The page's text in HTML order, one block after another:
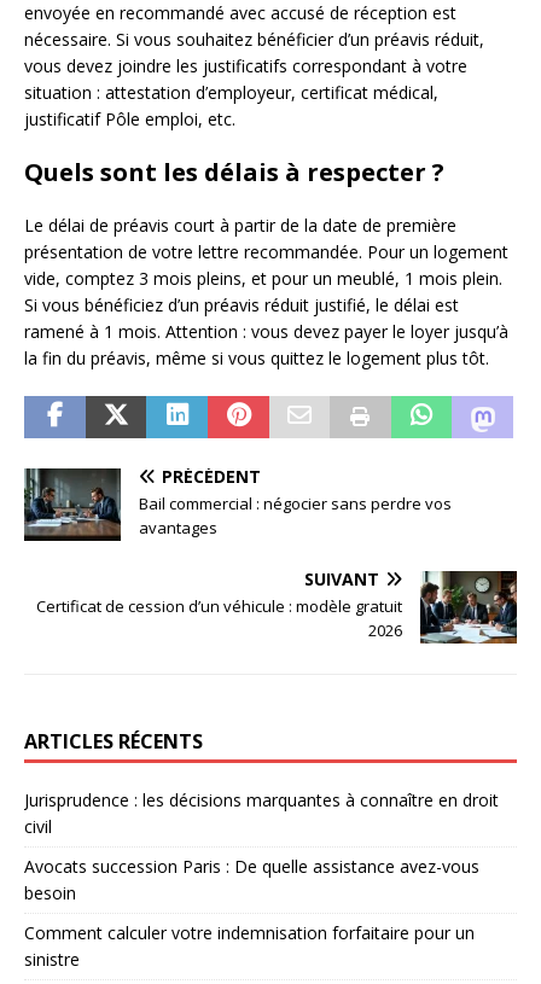
envoyée en recommandé avec accusé de réception est
nécessaire. Si vous souhaitez bénéficier d’un préavis réduit,
vous devez joindre les justificatifs correspondant à votre
situation : attestation d’employeur, certificat médical,
justificatif Pôle emploi, etc.
Quels sont les délais à respecter ?
Le délai de préavis court à partir de la date de première
présentation de votre lettre recommandée. Pour un logement
vide, comptez 3 mois pleins, et pour un meublé, 1 mois plein.
Si vous bénéficiez d’un préavis réduit justifié, le délai est
ramené à 1 mois. Attention : vous devez payer le loyer jusqu’à
la fin du préavis, même si vous quittez le logement plus tôt.
PRÉCÉDENT
Bail commercial : négocier sans perdre vos
avantages
SUIVANT
Certificat de cession d’un véhicule : modèle gratuit
2026
ARTICLES RÉCENTS
Jurisprudence : les décisions marquantes à connaître en droit
civil
Avocats succession Paris : De quelle assistance avez-vous
besoin
Comment calculer votre indemnisation forfaitaire pour un
sinistre